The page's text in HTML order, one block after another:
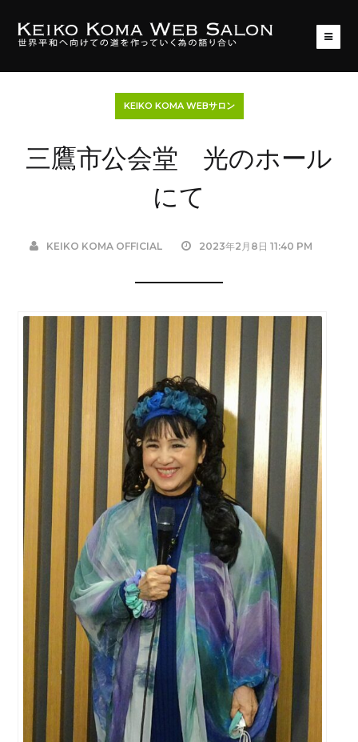
KEIKO KOMA WEBサロン
三鷹市公会堂 光のホール
にて
KEIKO KOMA OFFICIAL 2023年2月8日 11:40 PM